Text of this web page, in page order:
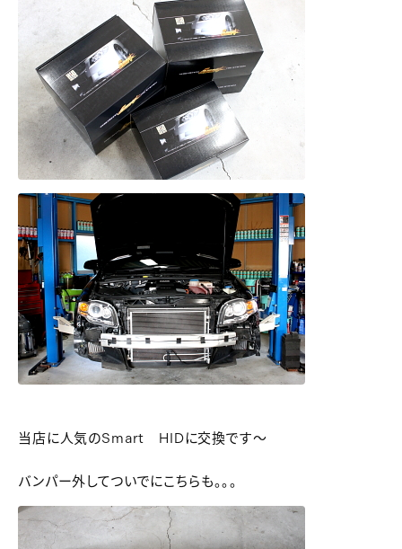
当店に人気のSmart HIDに交換です～
バンパー外してついでにこちらも。。。